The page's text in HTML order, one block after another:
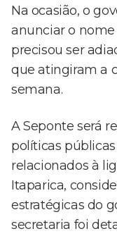
Na ocasião, o
anunciar o
precisou ser
que atingiram a
semana.
A Seponte será
políticas
relacionados à
Itaparica,
estratégicas do
secretaria foi